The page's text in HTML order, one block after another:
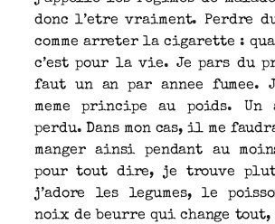
donc l’etre vraiment. Perdre
comme arreter la cigarette :
c’est pour la vie. Je pars du
faut un an par annee fumee.
meme principe au poids.
perdu. Dans mon cas, il me
manger ainsi pendant au
pour tout dire, je trouve
j’adore les legumes, le
noix de beurre qui change tout,